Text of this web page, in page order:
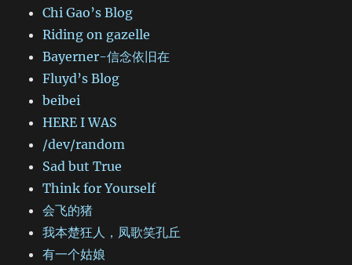
Chi Gao’s Blog
Riding on gazelle
Bayerner-信念依旧在
Fluyd’s Blog
beibei
HERE I WAS
/dev/random
Sad but True
Think for Yourself
会飞的猪
我本楚狂人，凤歌笑孔丘
有一个姑娘